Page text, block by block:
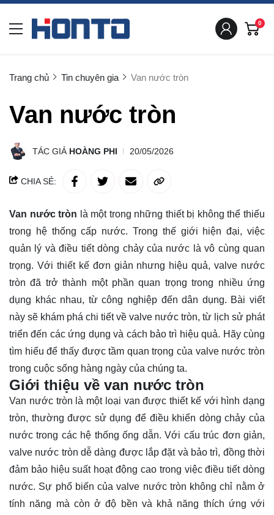
0
Trang chủ Tin chuyên gia Van nước tròn
Van nước tròn
TÁC GIẢ HOÀNG PHI 20/05/2026
CHIA SẺ:
Van nước tròn là một trong những thiết bị không thể thiếu
trong hệ thống cấp nước. Trong thế giới hiện đại, việc
quản lý và điều tiết dòng chảy của nước là vô cùng quan
trọng. Với thiết kế đơn giản nhưng hiệu quả, valve nước
tròn đã trở thành một phần quan trọng trong nhiều ứng
dụng khác nhau, từ công nghiệp đến dân dụng. Bài viết
này sẽ khám phá chi tiết về valve nước tròn, từ lịch sử phát
triển đến các ứng dụng và cách bảo trì hiệu quả. Hãy cùng
tìm hiểu để thấy được tầm quan trọng của valve nước tròn
trong cuộc sống hàng ngày của chúng ta.
Giới thiệu về van nước tròn
Van nước tròn là một loại van được thiết kế với hình dạng
tròn, thường được sử dụng để điều khiển dòng chảy của
nước trong các hệ thống ống dẫn. Với cấu trúc đơn giản,
valve nước tròn dễ dàng được lắp đặt và bảo trì, đồng thời
đảm bảo hiệu suất hoạt động cao trong việc điều tiết dòng
nước. Sự phổ biến của valve nước tròn không chỉ nằm ở
tính năng mà còn ở độ bền và khả năng thích ứng với